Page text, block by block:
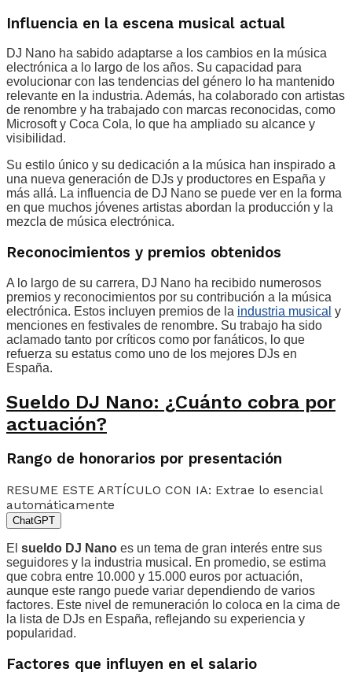
Influencia en la escena musical actual
DJ Nano ha sabido adaptarse a los cambios en la música
electrónica a lo largo de los años. Su capacidad para
evolucionar con las tendencias del género lo ha mantenido
relevante en la industria. Además, ha colaborado con artistas
de renombre y ha trabajado con marcas reconocidas, como
Microsoft y Coca Cola, lo que ha ampliado su alcance y
visibilidad.
Su estilo único y su dedicación a la música han inspirado a
una nueva generación de DJs y productores en España y
más allá. La influencia de DJ Nano se puede ver en la forma
en que muchos jóvenes artistas abordan la producción y la
mezcla de música electrónica.
Reconocimientos y premios obtenidos
A lo largo de su carrera, DJ Nano ha recibido numerosos
premios y reconocimientos por su contribución a la música
electrónica. Estos incluyen premios de la industria musical y
menciones en festivales de renombre. Su trabajo ha sido
aclamado tanto por críticos como por fanáticos, lo que
refuerza su estatus como uno de los mejores DJs en
España.
Sueldo DJ Nano: ¿Cuánto cobra por
actuación?
Rango de honorarios por presentación
RESUME ESTE ARTÍCULO CON IA: Extrae lo esencial
automáticamente
ChatGPT
El sueldo DJ Nano es un tema de gran interés entre sus
seguidores y la industria musical. En promedio, se estima
que cobra entre 10.000 y 15.000 euros por actuación,
aunque este rango puede variar dependiendo de varios
factores. Este nivel de remuneración lo coloca en la cima de
la lista de DJs en España, reflejando su experiencia y
popularidad.
Factores que influyen en el salario